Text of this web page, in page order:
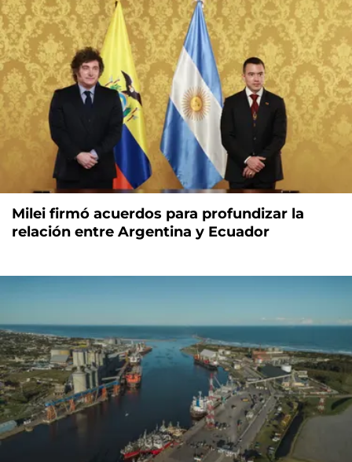
Milei firmó acuerdos para profundizar la
relación entre Argentina y Ecuador